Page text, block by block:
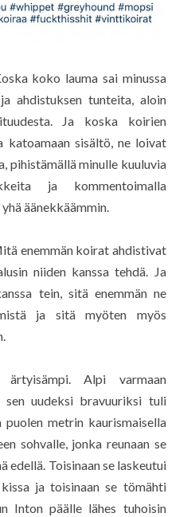
koko lauma sai minussa
ahdistuksen tunteita, aloin
Ja koska koirien
sisältö, ne loivat
pihistämällä minulle kuuluvia
ja kommentoimalla
äänekkäämmin.
enemmän koirat ahdistivat
niiden kanssa tehdä. Ja
tein, sitä enemmän ne
ja sitä myöten myös
Alpi varmaan
uudeksi bravuuriksi tuli
metrin kaurismaisella
sohvalle, jonka reunaan se
edellä. Toisinaan se laskeutui
ja toisinaan se tömähti
Inton päälle lähes tuhoisin